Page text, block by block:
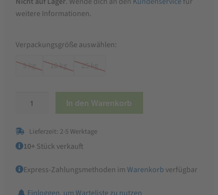
weitere Informationen.
Verpackungsgröße auswählen:
5 kg
10 kg 25 kg
Menge
In den Warenkorb
Lieferzeit: 2-5 Werktage
10+Stück verkauft
Express-Zahlungsmethoden imWarenkorb verfügbar